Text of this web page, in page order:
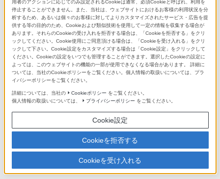
Eマウントレンズラインアップ
充実したレンズでこだわりの表現を
Aマウントレンズラインアップ
充実したレンズでこだわりの表現を
用者のアクションに応じてのみ設定されるCookieは通常、必須Cookieと呼ばれ、利用を
停止することができません。また、当社は、ウェブサイトにおけるお客様の利用状況を分
析するため、あるいは個々のお客様に対してよりカスタマイズされたサービス・広告を提
供する等の目的のため、Cookieおよび類似技術を使用して一定の情報を収集する場合が
あります。それらのCookieの受け入れを拒否する場合は、「Cookieを拒否する」をクリ
ックしてください。Cookie使用にご同意頂ける場合は、「Cookieを受け入れる」をクリ
ックして下さい。Cookie設定をカスタマイズする場合は「Cookie設定」をクリックして
ください。Cookieの設定をいつでも管理することができます。選択したCookieの設定に
よっては、このウェブサイトの機能の一部が使用できなくなる場合があります。 詳細に
ついては、当社のCookieポリシーをご覧ください。個人情報の取扱いについては、プラ
イバシーポリシーをご覧ください。
詳細については、当社の Cookieポリシー をご覧ください。
個人情報の取扱いについては、
プライバシーポリシー をご覧ください。
Cookie設定
Cookieを拒否する
Cookieを受け入れる